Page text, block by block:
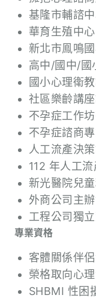
基隆市輔諮
華育生殖中
新北市鳯鳴
高中/國中/國
國小心理衛
社區樂齡講
不孕症工作
不孕症諮商
人工流產決
112 年人工
新光醫院兒
外商公司主
工程公司獨
專業資格
客體關係伴
榮格取向心
SHBMI 性困